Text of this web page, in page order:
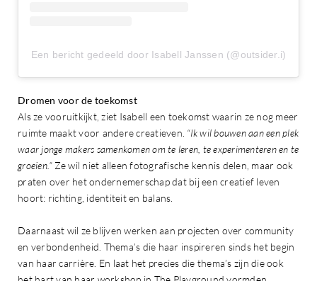
Een bericht gedeeld door Isabell Janssen (@outsider.i)
Dromen voor de toekomst
Als ze vooruitkijkt, ziet Isabell een toekomst waarin ze nog meer
ruimte maakt voor andere creatieven. “Ik wil bouwen aan een plek
waar jonge makers samenkomen om te leren, te experimenteren en te
groeien.”Ze wil niet alleen fotografische kennis delen, maar ook
praten over het ondernemerschap dat bij een creatief leven
hoort: richting, identiteit en balans.
Daarnaast wil ze blijven werken aan projecten over community
en verbondenheid. Thema’s die haar inspireren sinds het begin
van haar carrière. En laat het precies die thema’s zijn die ook